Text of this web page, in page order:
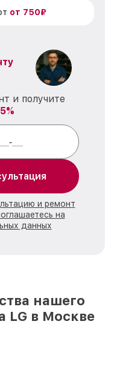
от 750₽
и получите
и ремонт
на
данных
нашего
LG в Москве